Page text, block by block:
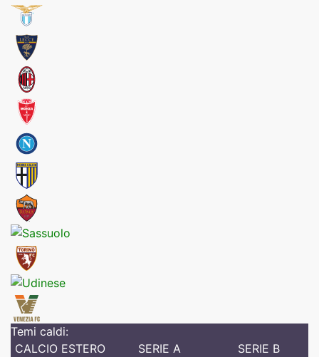
Temi caldi:
CALCIO ESTERO
SERIE A SERIE B